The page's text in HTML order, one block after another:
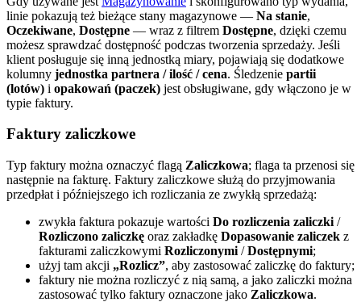
linie pokazują też bieżące stany magazynowe — Na stanie,
Oczekiwane, Dostępne — wraz z filtrem Dostępne, dzięki czemu
możesz sprawdzać dostępność podczas tworzenia sprzedaży. Jeśli
klient posługuje się inną jednostką miary, pojawiają się dodatkowe
kolumny jednostka partnera / ilość / cena. Śledzenie partii
(lotów) i opakowań (paczek) jest obsługiwane, gdy włączono je w
typie faktury.
Faktury zaliczkowe
Typ faktury można oznaczyć flagą Zaliczkowa; flaga ta przenosi się
następnie na fakturę. Faktury zaliczkowe służą do przyjmowania
przedpłat i późniejszego ich rozliczania ze zwykłą sprzedażą:
zwykła faktura pokazuje wartości Do rozliczenia zaliczki /
Rozliczono zaliczkę oraz zakładkę Dopasowanie zaliczek z
fakturami zaliczkowymi Rozliczonymi /Dostępnymi;
użyj tam akcji „Rozlicz”, aby zastosować zaliczkę do faktury;
faktury nie można rozliczyć z nią samą, a jako zaliczki można
zastosować tylko faktury oznaczone jako Zaliczkowa.